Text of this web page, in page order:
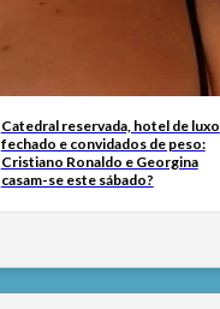
Catedral reservada, hotel de luxo
fechado e convidados de peso:
Cristiano Ronaldo e Georgina
casam-se este sábado?